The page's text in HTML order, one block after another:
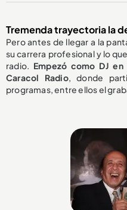
Tremenda trayectoria la
Pero antes de llegar a la
su carrera profesional y lo
radio. Empezó como DJ en
Caracol Radio, donde
programas, entre ellos el